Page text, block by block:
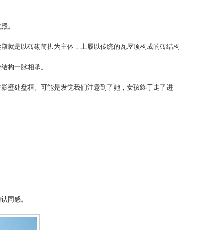
。
就是以砖砌筒拱为主体，上履以传统的瓦屋顶构成的砖结构
构一脉相承。
壁处盘桓。可能是发觉我们注意到了她，女孩终于走了进
同感。